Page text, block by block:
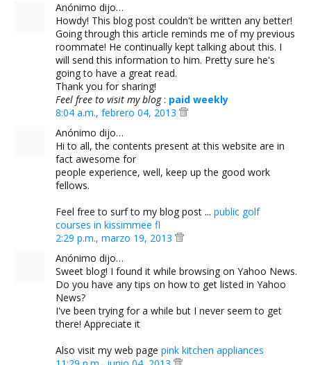
Anónimo dijo…
Howdy! This blog post couldn't be written any better!
Going through this article reminds me of my previous
roommate! He continually kept talking about this. I
will send this information to him. Pretty sure he's
going to have a great read.
Thank you for sharing!
Feel free to visit my blog: paid weekly
8:04 a.m., febrero 04, 2013
Anónimo dijo…
Hi to all, the contents present at this website are in
fact awesome for
people experience, well, keep up the good work
fellows.
Feel free to surf to my blog post ... public golf
courses in kissimmee fl
2:29 p.m., marzo 19, 2013
Anónimo dijo…
Sweet blog! I found it while browsing on Yahoo News.
Do you have any tips on how to get listed in Yahoo
News?
I've been trying for a while but I never seem to get
there! Appreciate it
Also visit my web page pink kitchen appliances